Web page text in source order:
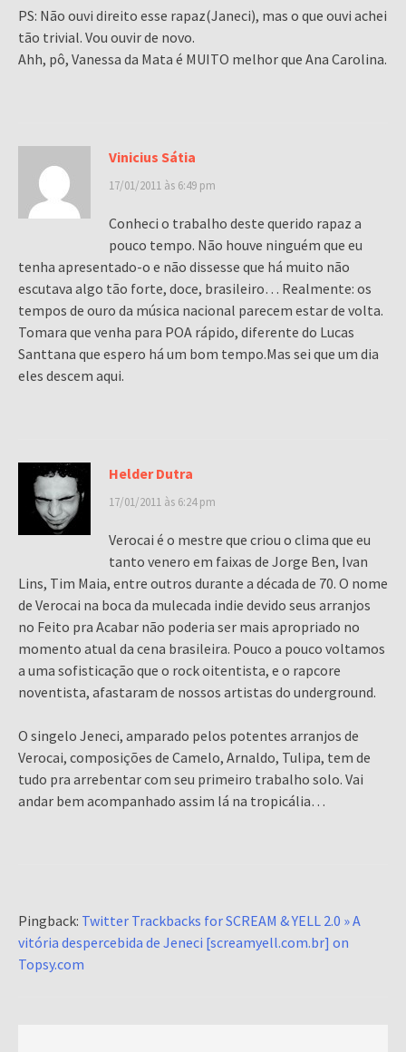
PS: Não ouvi direito esse rapaz(Janeci), mas o que ouvi achei
tão trivial. Vou ouvir de novo.
Ahh, pô, Vanessa da Mata é MUITO melhor que Ana Carolina.
Vinicius Sátia
17/01/2011 às 6:49 pm
Conheci o trabalho deste querido rapaz a
pouco tempo. Não houve ninguém que eu
tenha apresentado-o e não dissesse que há muito não
escutava algo tão forte, doce, brasileiro… Realmente: os
tempos de ouro da música nacional parecem estar de volta.
Tomara que venha para POA rápido, diferente do Lucas
Santtana que espero há um bom tempo.Mas sei que um dia
eles descem aqui.
Helder Dutra
17/01/2011 às 6:24 pm
Verocai é o mestre que criou o clima que eu
tanto venero em faixas de Jorge Ben, Ivan
Lins, Tim Maia, entre outros durante a década de 70. O nome
de Verocai na boca da mulecada indie devido seus arranjos
no Feito pra Acabar não poderia ser mais apropriado no
momento atual da cena brasileira. Pouco a pouco voltamos
a uma sofisticação que o rock oitentista, e o rapcore
noventista, afastaram de nossos artistas do underground.
O singelo Jeneci, amparado pelos potentes arranjos de
Verocai, composições de Camelo, Arnaldo, Tulipa, tem de
tudo pra arrebentar com seu primeiro trabalho solo. Vai
andar bem acompanhado assim lá na tropicália…
Pingback: Twitter Trackbacks for SCREAM & YELL 2.0 » A
vitória despercebida de Jeneci [screamyell.com.br] on
Topsy.com